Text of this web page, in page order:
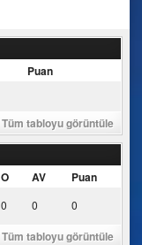
Puan
Tüm tabloyu görüntüle
O AV Puan
0 0 0
Tüm tabloyu görüntüle